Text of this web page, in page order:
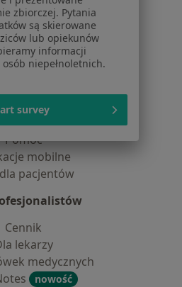
pacjentów
Lekarze
medyczne
i zabiegi
Choroby
Pomoc
mobilne
pacjentów
Cennik
lekarzy
medycznych
nowość
zbiorczej. Pytania
są skierowane
lub opiekunów
informacji
niepełnoletnich.
survey